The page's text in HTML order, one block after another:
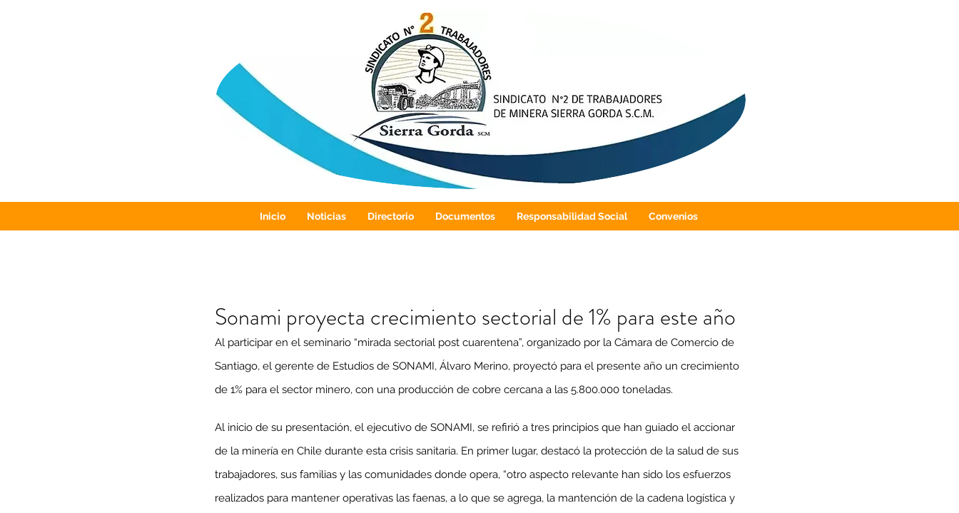
Inicio Noticias Directorio Documentos Responsabilidad Social Convenios
Sonami proyecta crecimiento sectorial de 1% para este año
Al participar en el seminario “mirada sectorial post cuarentena”, organizado por la Cámara de Comercio de
Santiago, el gerente de Estudios de SONAMI, Álvaro Merino, proyectó para el presente año un crecimiento
de 1% para el sector minero, con una producción de cobre cercana a las 5.800.000 toneladas.
Al inicio de su presentación, el ejecutivo de SONAMI, se refirió a tres principios que han guiado el accionar
de la minería en Chile durante esta crisis sanitaria. En primer lugar, destacó la protección de la salud de sus
trabajadores, sus familias y las comunidades donde opera, “otro aspecto relevante han sido los esfuerzos
realizados para mantener operativas las faenas, a lo que se agrega, la mantención de la cadena logística y